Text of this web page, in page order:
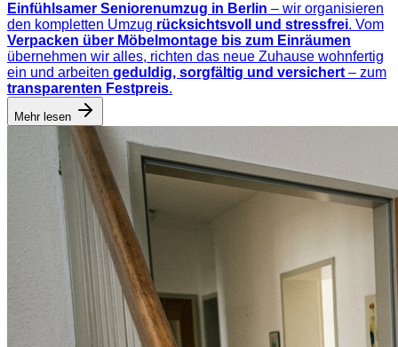
Einfühlsamer Seniorenumzug in Berlin – wir organisieren
den kompletten Umzug rücksichtsvoll und stressfrei. Vom
Verpacken über Möbelmontage bis zum Einräumen
übernehmen wir alles, richten das neue Zuhause wohnfertig
ein und arbeiten geduldig, sorgfältig und versichert– zum
transparenten Festpreis.
Mehr lesen